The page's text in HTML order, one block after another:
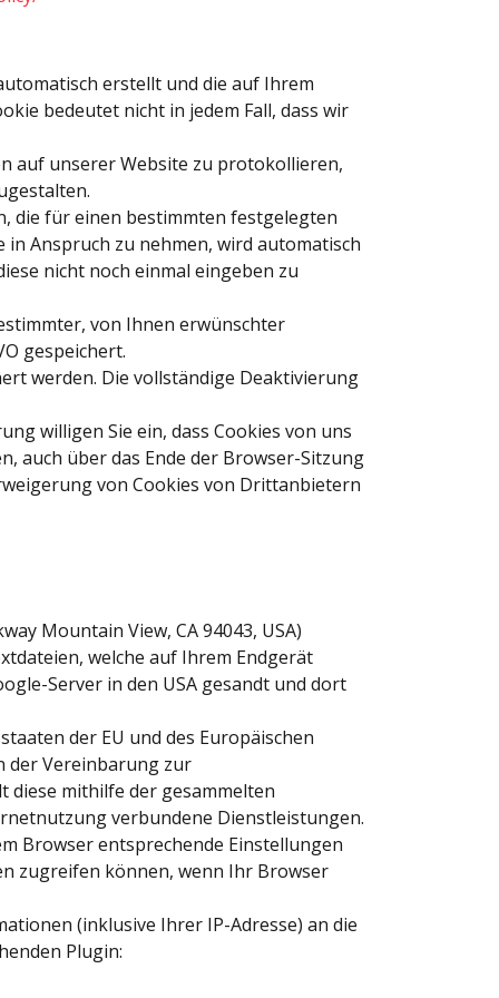
erstellt und die auf Ihrem
bedeutet nicht in jedem Fall, dass wir
auf unserer Website zu protokollieren,
die für einen bestimmten festgelegten
Anspruch zu nehmen, wird automatisch
nicht noch einmal eingeben zu
von Ihnen erwünschter
gespeichert.
werden. Die vollständige Deaktivierung
willigen Sie ein, dass Cookies von uns
auch über das Ende der Browser-Sitzung
von Cookies von Drittanbietern
Mountain View, CA 94043, USA)
welche auf Ihrem Endgerät
Server in den USA gesandt und dort
der EU und des Europäischen
der Vereinbarung zur
diese mithilfe der gesammelten
verbundene Dienstleistungen.
Browser entsprechende Einstellungen
zugreifen können, wenn Ihr Browser
(inklusive Ihrer IP-Adresse) an die
Plugin: